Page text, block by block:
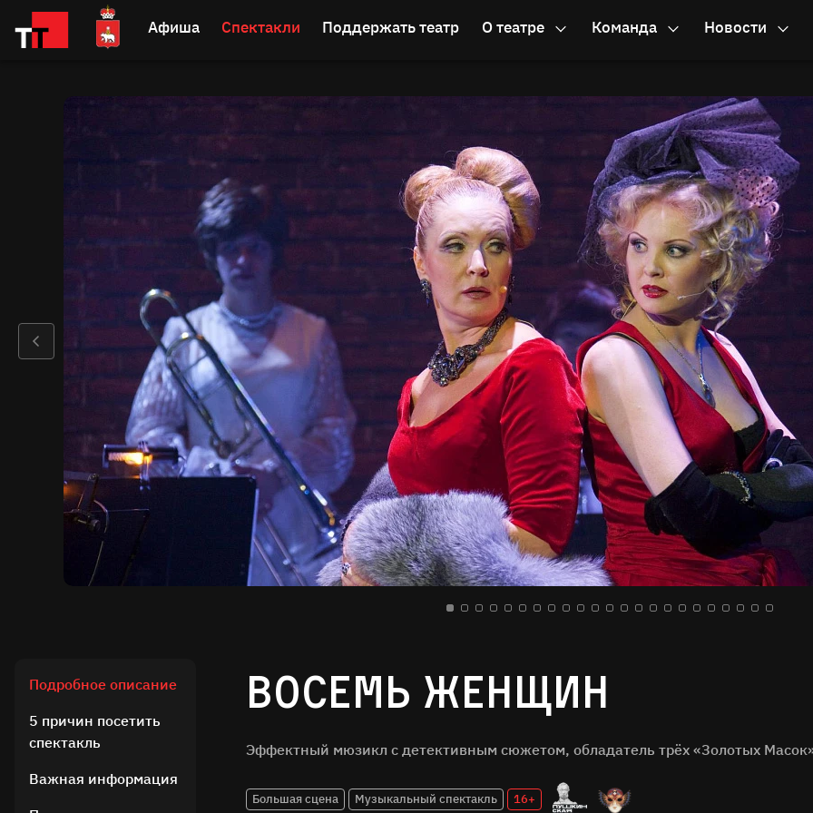
Афиша Спектакли Поддержать театр О театре Команда Новости
Подробное описание
5 причин посетить
спектакль
Важная информация
Восемь женщин
Эффектный мюзикл с детективным сюжетом, обладатель трёх «Золотых
Большая сцена Музыкальный спектакль 16+